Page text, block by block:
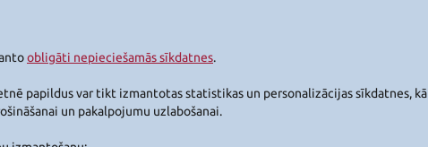
obligāti nepieciešamās sīkdatnes.
papildus var tikt izmantotas statistikas un personalizācijas sīkdatnes, kā
un pakalpojumu uzlabošanai.